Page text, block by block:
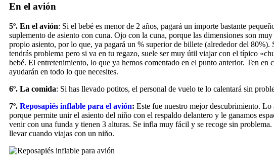
En el avión
5º. En el avión: Si el bebé es menor de 2 años, pagará un importe bastante
suplemento de asiento con cuna. Ojo con la cuna, porque las dimensiones son
propio asiento, por lo que, ya pagará un % superior de billete (alrededor del
tendrás problema pero si va en tu regazo, suele ser muy útil viajar con el típico
bebé. El entretenimiento, lo que ya hemos comentado en el punto anterior. Ten
ayudarán en todo lo que necesites.
6º. La comida: Si has llevado potitos, el personal de vuelo te lo calentará sin
7º. Reposapiés inflable para el avión: Este fue nuestro mejor descubrimiento. Lo
porque permite unir el asiento del niño con el respaldo delantero y le ganamos
venir con una funda y tienen 3 alturas. Se infla muy fácil y se recoge sin
llevar cuando viajas con un niño.